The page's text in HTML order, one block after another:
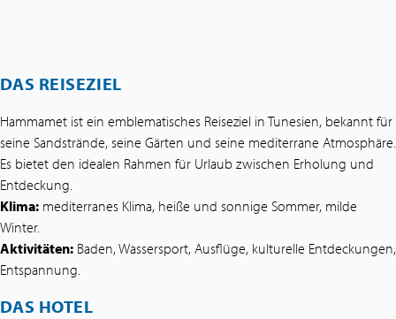
DAS REISEZIEL
Hammamet ist ein emblematisches Reiseziel in Tunesien, bekannt für
seine Sandstrände, seine Gärten und seine mediterrane Atmosphäre.
Es bietet den idealen Rahmen für Urlaub zwischen Erholung und
Entdeckung.
Klima: mediterranes Klima, heiße und sonnige Sommer, milde
Winter.
Aktivitäten: Baden, Wassersport, Ausflüge, kulturelle Entdeckungen,
Entspannung.
DAS HOTEL